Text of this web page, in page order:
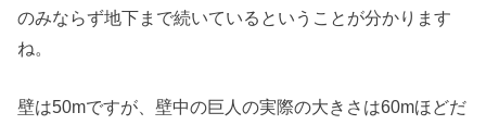
のみならず地下まで続いているということが分かります
ね。
壁は50mですが、壁中の巨人の実際の大きさは60mほどだ